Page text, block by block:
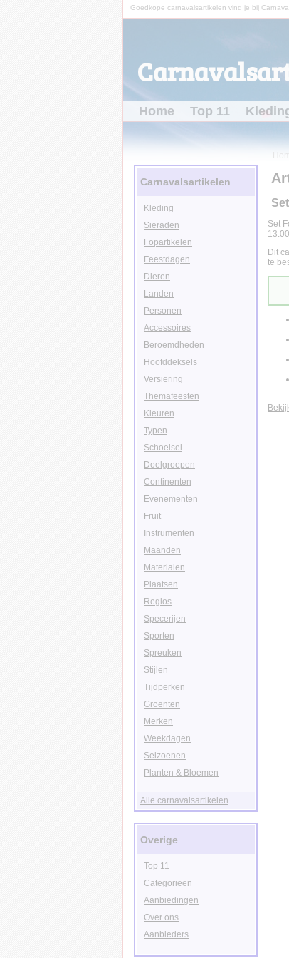
Goedkope carnavalsartikelen vind je bij
Home Top 11
Set
Dit
te
Carnavalsartikelen
Kleding
Sieraden
Fopartikelen
Feestdagen
Dieren
Landen
Personen
Accessoires
Beroemdheden
Hoofddeksels
Versiering
Themafeesten
Kleuren
Typen
Schoeisel
Doelgroepen
Continenten
Evenementen
Fruit
Instrumenten
Maanden
Materialen
Plaatsen
Regios
Specerijen
Sporten
Spreuken
Stijlen
Tijdperken
Groenten
Merken
Weekdagen
Seizoenen
Planten & Bloemen
Alle carnavalsartikelen
Overige
Top 11
Categorieen
Aanbiedingen
Over ons
Aanbieders